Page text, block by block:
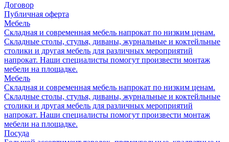
Договор
Публичная оферта
Мебель
Складная и современная мебель напрокат по низким ценам.
Складные столы, стулья, диваны, журнальные и коктейльные
столики и другая мебель для различных мероприятий
напрокат. Наши специалисты помогут произвести монтаж
мебели на площадке.
Мебель
Складная и современная мебель напрокат по низким ценам.
Складные столы, стулья, диваны, журнальные и коктейльные
столики и другая мебель для различных мероприятий
напрокат. Наши специалисты помогут произвести монтаж
мебели на площадке.
Посуда